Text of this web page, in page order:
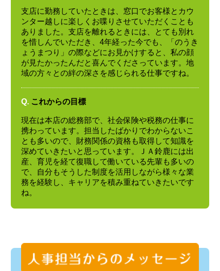
支店に勤務していたときは、窓口でお客様とカウ
ンター越しに楽しくお喋りさせていただくことも
ありました。支店を離れるときには、とても別れ
を惜しんでいただき、4年経った今でも、「のうき
ょうまつり」の際などにお見かけすると、私の顔
が見たかったんだと喜んでくださっています。地
域の方々との絆の深さを感じられる仕事ですね。
Q. これからの目標
現在は本店の総務部で、社会保険や税務の仕事に
携わっています。担当したばかりでわからないこ
とも多いので、財務関係の資格も取得して知識を
深めていきたいと思っています。ＪＡ鈴鹿には出
産、育児を経て復職して働いている先輩も多いの
で、自分もそうした制度を活用しながら様々な業
務を経験し、キャリアを積み重ねていきたいです
ね。